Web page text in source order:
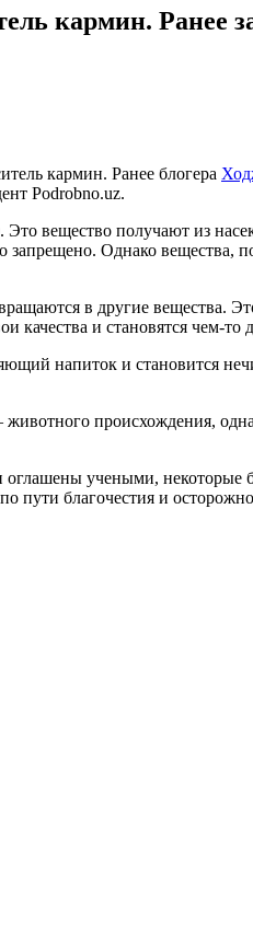
кармин. Ранее
кармин. Ранее блогера
Podrobno.uz.
Это вещество получают из
Однако вещества,
в другие вещества.
качества и становятся чем-то
напиток и становится
происхождения,
учеными,
пути благочестия и